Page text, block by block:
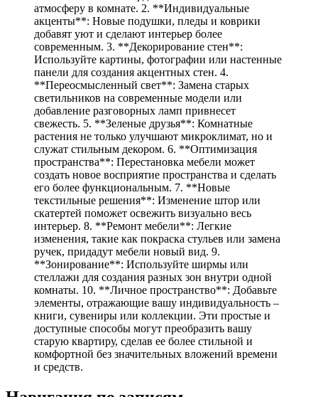
атмосферу в комнате. 2. **Индивидуальные
акценты**: Новые подушки, пледы и коврики
добавят уют и сделают интерьер более
современным. 3. **Декорирование стен**:
Используйте картины, фотографии или настенные
панели для создания акцентных стен. 4.
**Переосмысленный свет**: Замена старых
светильников на современные модели или
добавление разговорных ламп привнесет
свежесть. 5. **Зеленые друзья**: Комнатные
растения не только улучшают микроклимат, но и
служат стильным декором. 6. **Оптимизация
пространства**: Перестановка мебели может
создать новое восприятие пространства и сделать
его более функциональным. 7. **Новые
текстильные решения**: Изменение штор или
скатертей поможет освежить визуально весь
интерьер. 8. **Ремонт мебели**: Легкие
изменения, такие как покраска стульев или замена
ручек, придадут мебели новый вид. 9.
**Зонирование**: Используйте ширмы или
стеллажи для создания разных зон внутри одной
комнаты. 10. **Личное пространство**: Добавьте
элементы, отражающие вашу индивидуальность –
книги, сувениры или коллекции. Эти простые и
доступные способы могут преобразить вашу
старую квартиру, сделав ее более стильной и
комфортной без значительных вложений времени
и средств.